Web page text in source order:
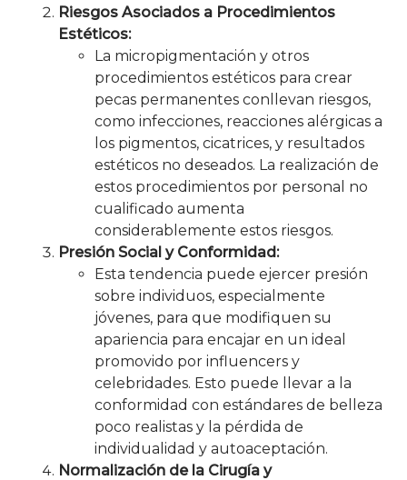
Riesgos Asociados a Procedimientos
Estéticos:
La micropigmentación y otros
procedimientos estéticos para crear
pecas permanentes conllevan riesgos,
como infecciones, reacciones alérgicas a
los pigmentos, cicatrices, y resultados
estéticos no deseados. La realización de
estos procedimientos por personal no
cualificado aumenta
considerablemente estos riesgos.
Presión Social y Conformidad:
Esta tendencia puede ejercer presión
sobre individuos, especialmente
jóvenes, para que modifiquen su
apariencia para encajar en un ideal
promovido por influencers y
celebridades. Esto puede llevar a la
conformidad con estándares de belleza
poco realistas y la pérdida de
individualidad y autoaceptación.
Normalización de la Cirugía y